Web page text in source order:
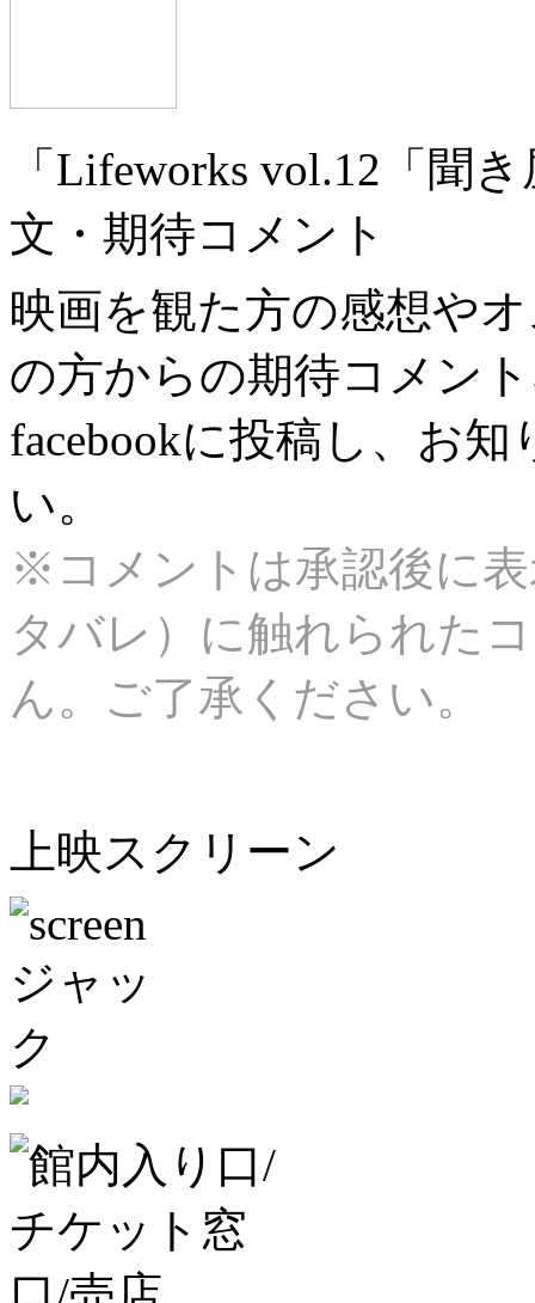
「Lifeworks vol.12「聞
文・期待コメント
映画を観た方の感想や
の方からの期待コメン
facebookに投稿し、お
い。
※コメントは承認後に
タバレ）に触れられた
ん。ご了承ください。
上映スクリーン